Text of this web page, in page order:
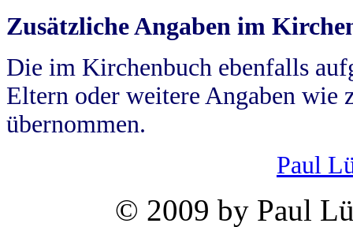
Zusätzliche Angaben im
Die im Kirchenbuch ebenfalls
Eltern oder weitere Angaben wie
übernommen.
Paul
© 2009 by Paul